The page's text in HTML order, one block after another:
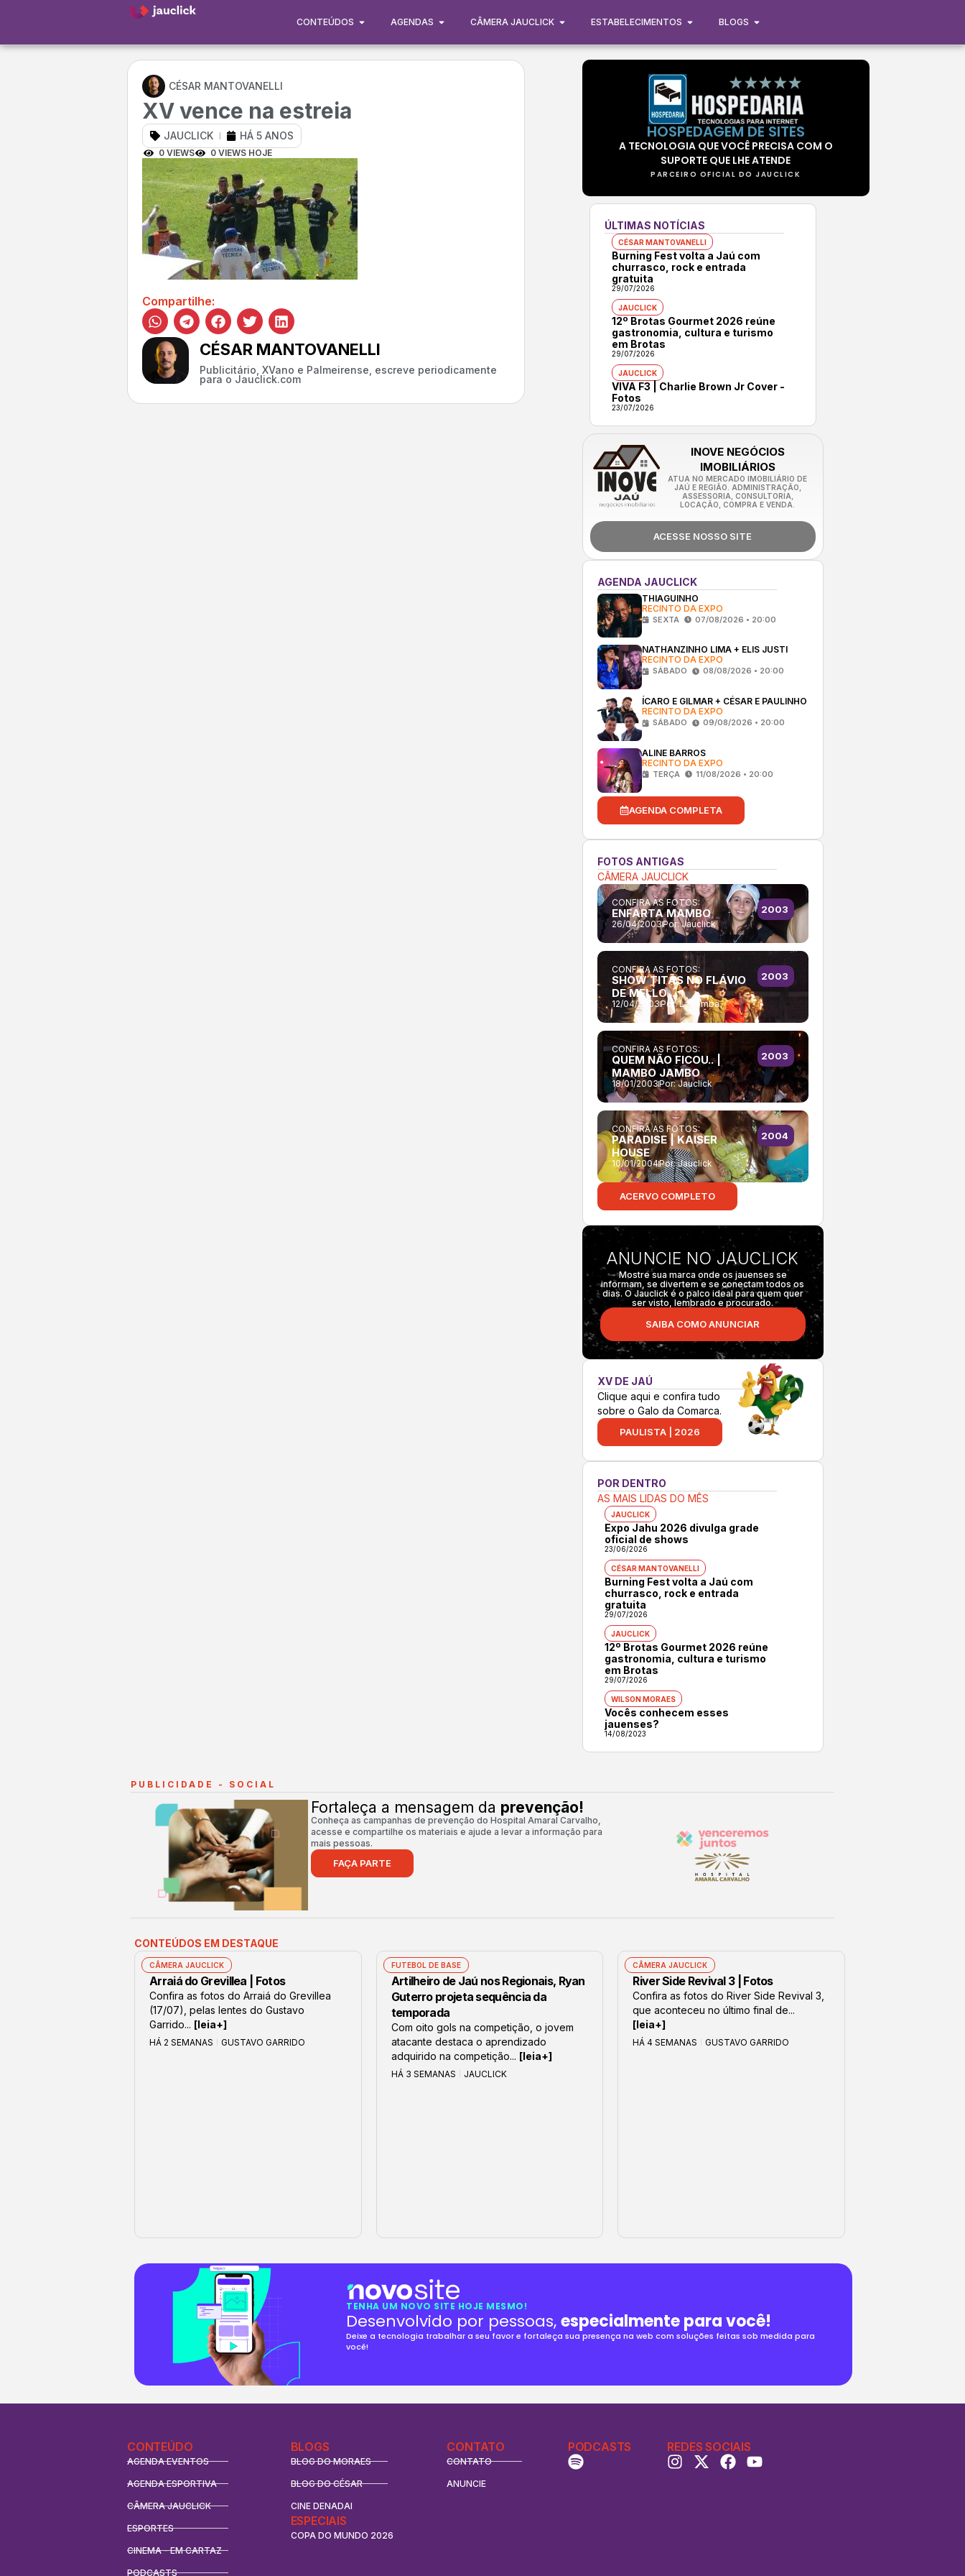
CONTEÚDOS AGENDAS CÂMERA JAUCLICK ESTABELECIMENTOS BLOGS
CÉSAR MANTOVANELLI
XV vence na estreia
JAUCLICK HÁ 5 ANOS
0 VIEWS 0 VIEWS HOJE
Compartilhe:
CÉSAR MANTOVANELLI
Publicitário, XVano e Palmeirense, escreve periodicamente
para o Jauclick.com
HOSPEDAGEM DE SITES
A TECNOLOGIA QUE VOCÊ PRECISA COM O
SUPORTE QUE LHE ATENDE
PARCEIRO OFICIAL DO JAUCLICK
ÚLTIMAS NOTÍCIAS
CÉSAR MANTOVANELLI
Burning Fest volta a Jaú com
churrasco, rock e entrada
gratuita
29/07/2026
JAUCLICK
12º Brotas Gourmet 2026 reúne
gastronomia, cultura e turismo
em Brotas
29/07/2026
JAUCLICK
VIVA F3 | Charlie Brown Jr Cover -
Fotos
23/07/2026
INOVE NEGÓCIOS
IMOBILIÁRIOS
ATUA NO MERCADO IMOBILIÁRIO DE
JAÚ E REGIÃO. ADMINISTRAÇÃO,
ASSESSORIA, CONSULTORIA,
LOCAÇÃO, COMPRA E VENDA.
ACESSE NOSSO SITE
AGENDA JAUCLICK
THIAGUINHO
RECINTO DA EXPO
SEXTA 07/08/2026 • 20:00
NATHANZINHO LIMA + ELIS JUSTI
RECINTO DA EXPO
SÁBADO 08/08/2026 • 20:00
ÍCARO E GILMAR + CÉSAR E PAULINHO
RECINTO DA EXPO
SÁBADO 09/08/2026 • 20:00
ALINE BARROS
RECINTO DA EXPO
TERÇA 11/08/2026 • 20:00
AGENDA COMPLETA
FOTOS ANTIGAS
CÂMERA JAUCLICK
CONFIRA AS FOTOS:
ENFARTA MAMBO
26/04/2003Por:Jauclick
2003
CONFIRA AS FOTOS:
SHOW TITÃS NO FLÁVIO
DE MELLO
12/04/2003Por:LaBomba
2003
CONFIRA AS FOTOS:
QUEM NÃO FICOU.. |
MAMBO JAMBO
18/01/2003Por:Jauclick
2003
CONFIRA AS FOTOS:
PARADISE | KAISER
HOUSE
10/01/2004Por:Jauclick
2004
ACERVO COMPLETO
ANUNCIE NO JAUCLICK
Mostre sua marca onde os jauenses se
informam, se divertem e se conectam todos os
dias. O Jauclick é o palco ideal para quem quer
ser visto, lembrado e procurado.
SAIBA COMO ANUNCIAR
XV DE JAÚ
Clique aqui e confira tudo
sobre o Galo da Comarca.
PAULISTA | 2026
POR DENTRO
AS MAIS LIDAS DO MÊS
JAUCLICK
Expo Jahu 2026 divulga grade
oficial de shows
23/06/2026
CÉSAR MANTOVANELLI
Burning Fest volta a Jaú com
churrasco, rock e entrada
gratuita
29/07/2026
JAUCLICK
12º Brotas Gourmet 2026 reúne
gastronomia, cultura e turismo
em Brotas
29/07/2026
WILSON MORAES
Vocês conhecem esses
jauenses?
14/08/2023
PUBLICIDADE - SOCIAL
Fortaleça a mensagem da prevenção!
Conheça as campanhas de prevenção do Hospital Amaral Carvalho,
acesse e compartilhe os materiais e ajude a levar a informação para
mais pessoas.
FAÇA PARTE
CONTEÚDOS EM DESTAQUE
CÂMERA JAUCLICK
Arraiá do Grevillea | Fotos
Confira as fotos do Arraiá do Grevillea
(17/07), pelas lentes do Gustavo
Garrido... [leia+]
HÁ 2 SEMANAS GUSTAVO GARRIDO
FUTEBOL DE BASE
Artilheiro de Jaú nos Regionais, Ryan
Guterro projeta sequência da
temporada
Com oito gols na competição, o jovem
atacante destaca o aprendizado
adquirido na competição... [leia+]
HÁ 3 SEMANAS JAUCLICK
CÂMERA JAUCLICK
River Side Revival 3 | Fotos
Confira as fotos do River Side Revival 3,
que aconteceu no último final de...
[leia+]
HÁ 4 SEMANAS GUSTAVO GARRIDO
TENHA UM NOVO SITE HOJE MESMO!
Desenvolvido por pessoas,especialmente para você!
Deixe a tecnologia trabalhar a seu favor e fortaleça sua presença na web com soluções feitas sob medida para
você!
CONTEÚDO
AGENDA EVENTOS
AGENDA ESPORTIVA
CÂMERA JAUCLICK
ESPORTES
CINEMA - EM CARTAZ
PODCASTS
BLOGS
BLOG DO MORAES
BLOG DO CÉSAR
CINE DENADAI
ESPECIAIS
COPA DO MUNDO 2026
CONTATO
CONTATO
ANUNCIE
PODCASTS REDES SOCIAIS